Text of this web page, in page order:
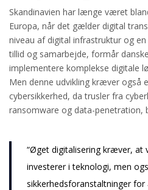
Skandinavien har længe været
Europa, når det gælder digital
niveau af digital infrastruktur og
tillid og samarbejde, formår
implementere komplekse digitale
Men denne udvikling kræver også
cybersikkerhed, da trusler fra
ransomware og data-penetration,
“Øget digitalisering kræver, at
investerer i teknologi, men
sikkerhedsforanstaltninger